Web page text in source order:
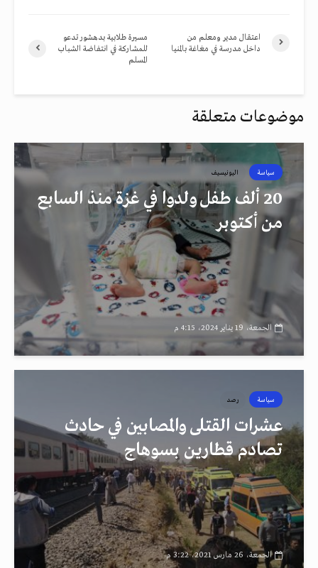
مسيرة طلابية بدهشور تدعو
للمشاركة في انتفاضة الشباب
المسلم
اعتقال مدير ومعلم من
داخل مدرسة في مغاغة بالمنيا
موضوعات متعلقة
سياسة اليونيسيف
20 ألف طفل ولدوا في غزة منذ السابع
من أكتوبر
الجمعة، 19 يناير 2024، 4:15 م
سياسة رصد
عشرات القتلى والمصابين في حادث
تصادم قطارين بسوهاج
الجمعة، 26 مارس 2021، 3:22 م